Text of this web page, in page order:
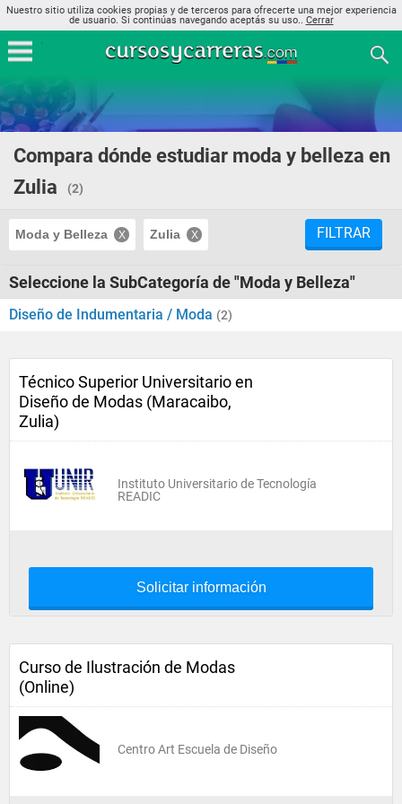
Nuestro sitio utiliza cookies propias y de terceros para ofrecerte una mejor experiencia
de usuario. Si continúas navegando aceptás su uso.. Cerrar
Compara dónde estudiar moda y belleza en
Zulia
(2)
Moda y Belleza Zulia FILTRAR
Seleccione la SubCategoría de "Moda y Belleza"
Diseño de Indumentaria / Moda (2)
Técnico Superior Universitario en
Diseño de Modas (Maracaibo,
Zulia)
Instituto Universitario de Tecnología
READIC
Solicitar información
Curso de Ilustración de Modas
(Online)
Centro Art Escuela de Diseño